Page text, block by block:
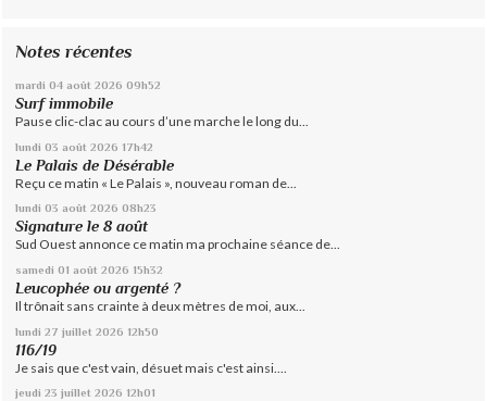
Notes récentes
mardi 04 août 2026 09h52
Surf immobile
Pause clic-clac au cours d’une marche le long du...
lundi 03 août 2026 17h42
Le Palais de Désérable
Reçu ce matin « Le Palais », nouveau roman de...
lundi 03 août 2026 08h23
Signature le 8 août
Sud Ouest annonce ce matin ma prochaine séance de...
samedi 01 août 2026 15h32
Leucophée ou argenté ?
Il trônait sans crainte à deux mètres de moi, aux...
lundi 27 juillet 2026 12h50
116/19
Je sais que c'est vain, désuet mais c'est ainsi....
jeudi 23 juillet 2026 12h01